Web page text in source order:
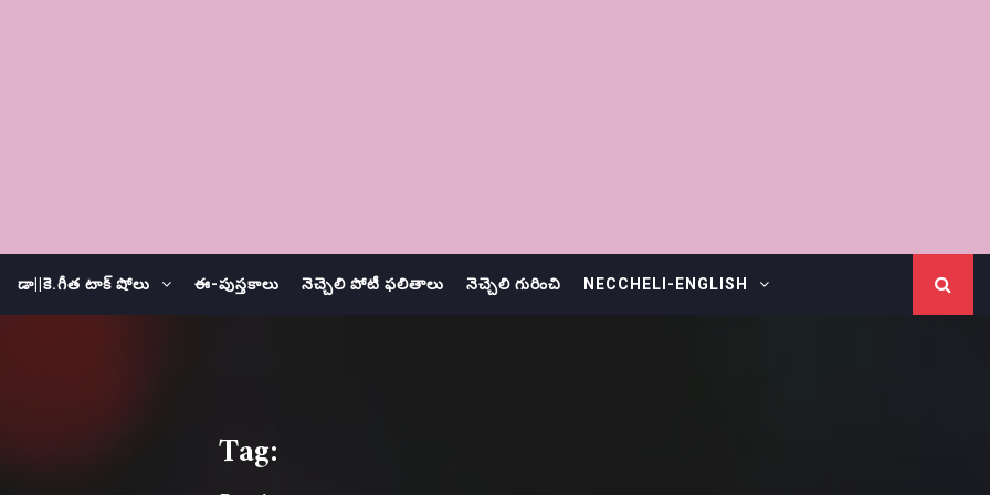
డా||కె.గీత టాక్ షోలు ఈ-పుస్తకాలు నెచ్చెలి పోటీ ఫలితాలు నెచ్చెలి గురించి NECCHELI-ENGLISH
Tag: